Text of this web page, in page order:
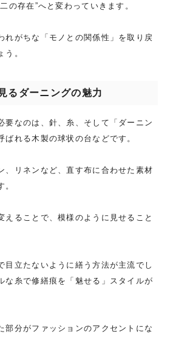
の存在”へと変わっていきます。
れがちな「モノとの関係性」を取り戻
う。
るダーニングの魅力
要なのは、針、糸、そして「ダーニン
ばれる木製の球状の台などです。
、リネンなど、直す布に合わせた素材
。
えることで、模様のように見せること
目立たないように繕う方法が主流でし
な糸で修繕痕を「魅せる」スタイルが
部分がファッションのアクセントにな